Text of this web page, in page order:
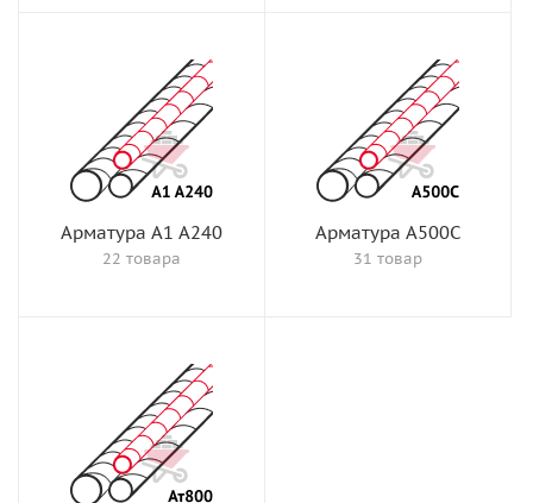
Арматура А1 А240
22 товара
Арматура А500С
31 товар